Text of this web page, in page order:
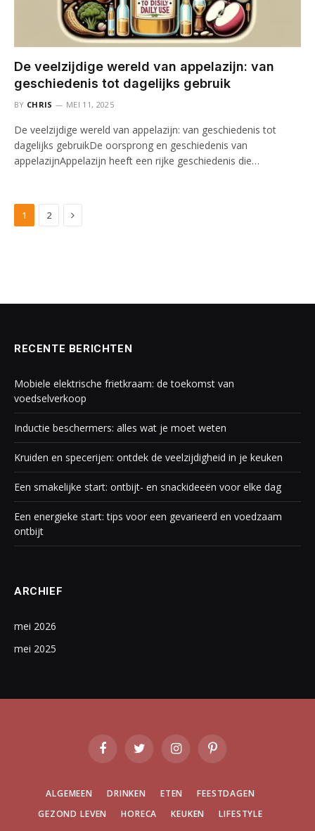
De veelzijdige wereld van appelazijn: van
geschiedenis tot dagelijks gebruik
BY CHRIS MEI 11, 2025
De veelzijdige wereld van appelazijn: van geschiedenis tot
dagelijks gebruikDe oorsprong en geschiedenis van
appelazijnAppelazijn heeft een rijke geschiedenis die…
1 2 Next
RECENTE BERICHTEN
Mobiele elektrische frietkraam: de toekomst van
voedselverkoop
Inductie beschermers: alles wat je moet weten
Kruiden en specerijen: ontdek de veelzijdigheid in je keuken
Een smakelijke start: ontbijt- en snackideeën voor elke dag
Een energieke start: tips voor een gevarieerd en voedzaam
ontbijt
ARCHIEF
mei 2026
mei 2025
FacebookTwitter InstagramPinterest
ALGEMEEN DRINKEN ETEN
FEESTDAGEN
GEZOND LEVEN
HORECA KEUKEN
LIFESTYLE